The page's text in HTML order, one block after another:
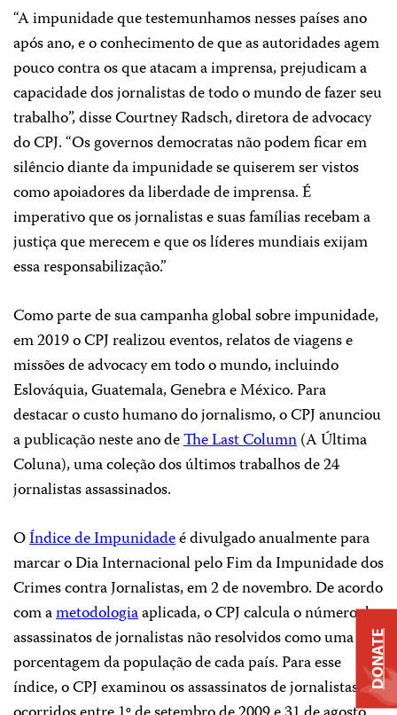
“A impunidade que testemunhamos nesses países ano
após ano, e o conhecimento de que as autoridades agem
pouco contra os que atacam a imprensa, prejudicam a
capacidade dos jornalistas de todo o mundo de fazer seu
trabalho”, disse Courtney Radsch, diretora de advocacy
do CPJ. “Os governos democratas não podem ficar em
silêncio diante da impunidade se quiserem ser vistos
como apoiadores da liberdade de imprensa. É
imperativo que os jornalistas e suas famílias recebam a
justiça que merecem e que os líderes mundiais exijam
essa responsabilização.”
Como parte de sua campanha global sobre impunidade,
em 2019 o CPJ realizou eventos, relatos de viagens e
missões de advocacy em todo o mundo, incluindo
Eslováquia, Guatemala, Genebra e México. Para
destacar o custo humano do jornalismo, o CPJ anunciou
a publicação neste ano deThe Last Column(A Última
Coluna), uma coleção dos últimos trabalhos de 24
jornalistas assassinados.
OÍndice de Impunidadeé divulgado anualmente para
marcar o Dia Internacional pelo Fim da Impunidade dos
Crimes contra Jornalistas, em 2 de novembro. De acordo
com ametodologiaaplicada, o CPJ calcula o número de
assassinatos de jornalistas não resolvidos como uma
porcentagem da população de cada país. Para esse
índice, o CPJ examinou os assassinatos de jornalistas DONATE